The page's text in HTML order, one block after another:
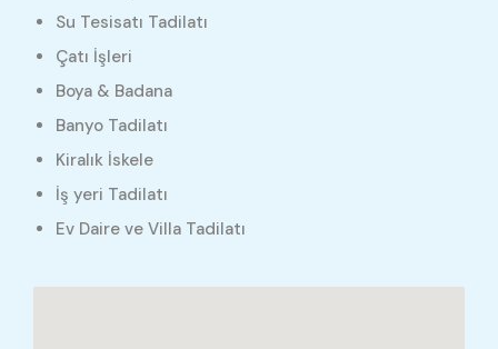
Su Tesisatı Tadilatı
Çatı İşleri
Boya & Badana
Banyo Tadilatı
Kiralık İskele
İş yeri Tadilatı
Ev Daire ve Villa Tadilatı